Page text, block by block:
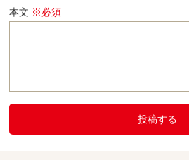
本文 ※必須
投稿する